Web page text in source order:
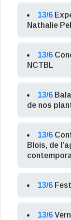
13/6
Nathalie
13/6
NCTBL
13/6
de nos
13/6
Blois, de
13/6
13/6